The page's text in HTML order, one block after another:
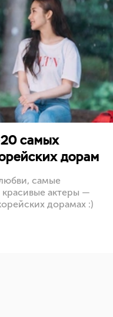
самых
дорам
самые
актеры —
дорамах :)